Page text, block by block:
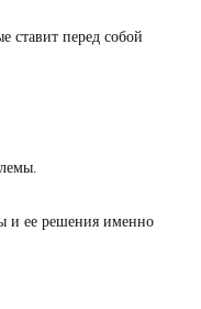
ставит перед собой
и ее решения именно